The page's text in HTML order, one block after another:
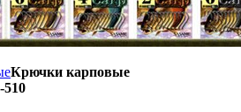
Крючки карповые
510